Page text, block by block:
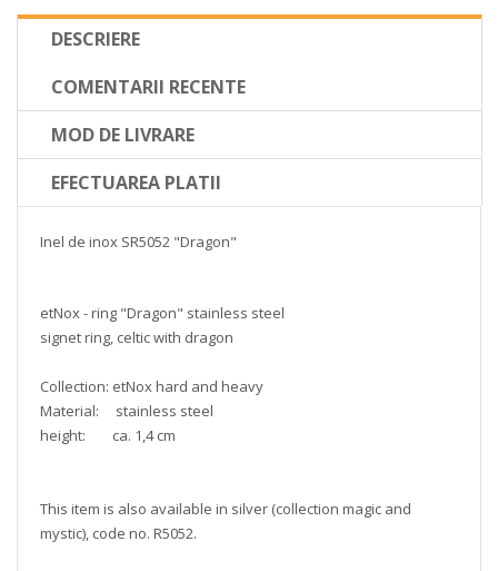
DESCRIERE
COMENTARII RECENTE
MOD DE LIVRARE
EFECTUAREA PLATII
Inel de inox SR5052 "Dragon"
etNox - ring "Dragon" stainless steel
signet ring, celtic with dragon
Collection: etNox hard and heavy
Material: stainless steel
height: ca. 1,4 cm
This item is also available in silver (collection magic and
mystic), code no. R5052.